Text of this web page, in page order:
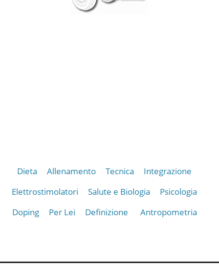
Dieta Allenamento Tecnica
Integrazione
Elettrostimolatori
Salute e Biologia
Psicologia
Doping
Per Lei Definizione Antropometria